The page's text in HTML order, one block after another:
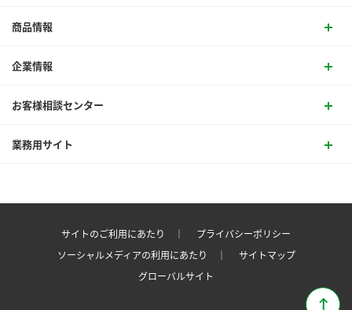
商品情報
企業情報
お客様相談センター
業務用サイト
サイトのご利用にあたり ｜
プライバシーポリシー
ソーシャルメディアの利用にあたり ｜
サイトマップ
グローバルサイト